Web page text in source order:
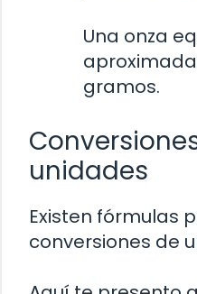
Una onza
gramos.
unidades
Existen fórmulas
conversiones de